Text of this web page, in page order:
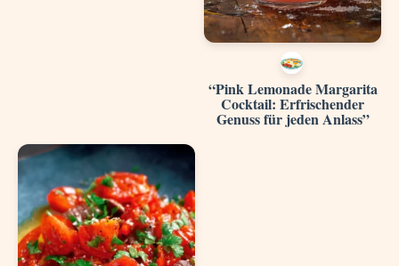
“Pink Lemonade Margarita
Cocktail: Erfrischender
Genuss für jeden Anlass”